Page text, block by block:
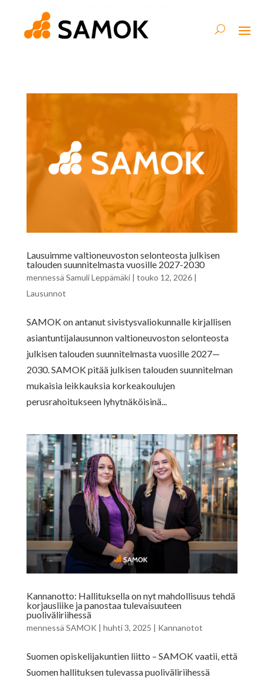
Lausuimme valtioneuvoston selonteosta julkisen
talouden suunnitelmasta vuosille 2027-2030
mennessä Samuli Leppämäki| touko 12, 2026|
Lausunnot
SAMOK on antanut sivistysvaliokunnalle kirjallisen
asiantuntijalausunnon valtioneuvoston selonteosta
julkisen talouden suunnitelmasta vuosille 2027—
2030. SAMOK pitää julkisen talouden suunnitelman
mukaisia leikkauksia korkeakoulujen
perusrahoitukseen lyhytnäköisinä...
Kannanotto: Hallituksella on nyt mahdollisuus tehdä
korjausliike ja panostaa tulevaisuuteen
puoliväliriihessä
mennessä SAMOK | huhti 3, 2025 | Kannanotot
Suomen opiskelijakuntien liitto – SAMOK vaatii, että
Suomen hallituksen tulevassa puoliväliriihessä